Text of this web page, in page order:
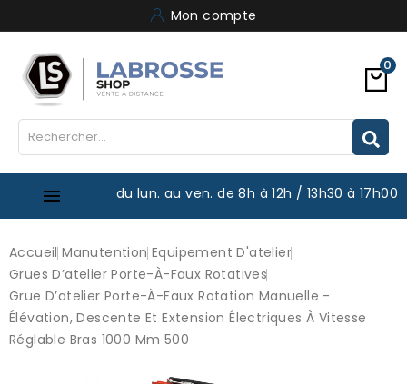
Mon compte
0
 du lun. au ven. de 8h à 12h / 13h30 à 17h00
Accueil Manutention Equipement D'atelier
Grues D’atelier Porte-À-Faux Rotatives
Grue D’atelier Porte-À-Faux Rotation Manuelle -
Élévation, Descente Et Extension Électriques À Vitesse
Réglable Bras 1000 Mm 500